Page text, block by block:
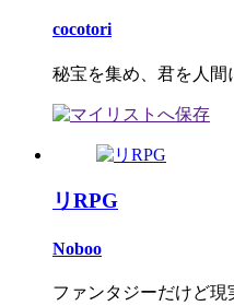
cocotori
秘宝を集め、君を人間
リRPG
Noboo
ファンタジーだけど現